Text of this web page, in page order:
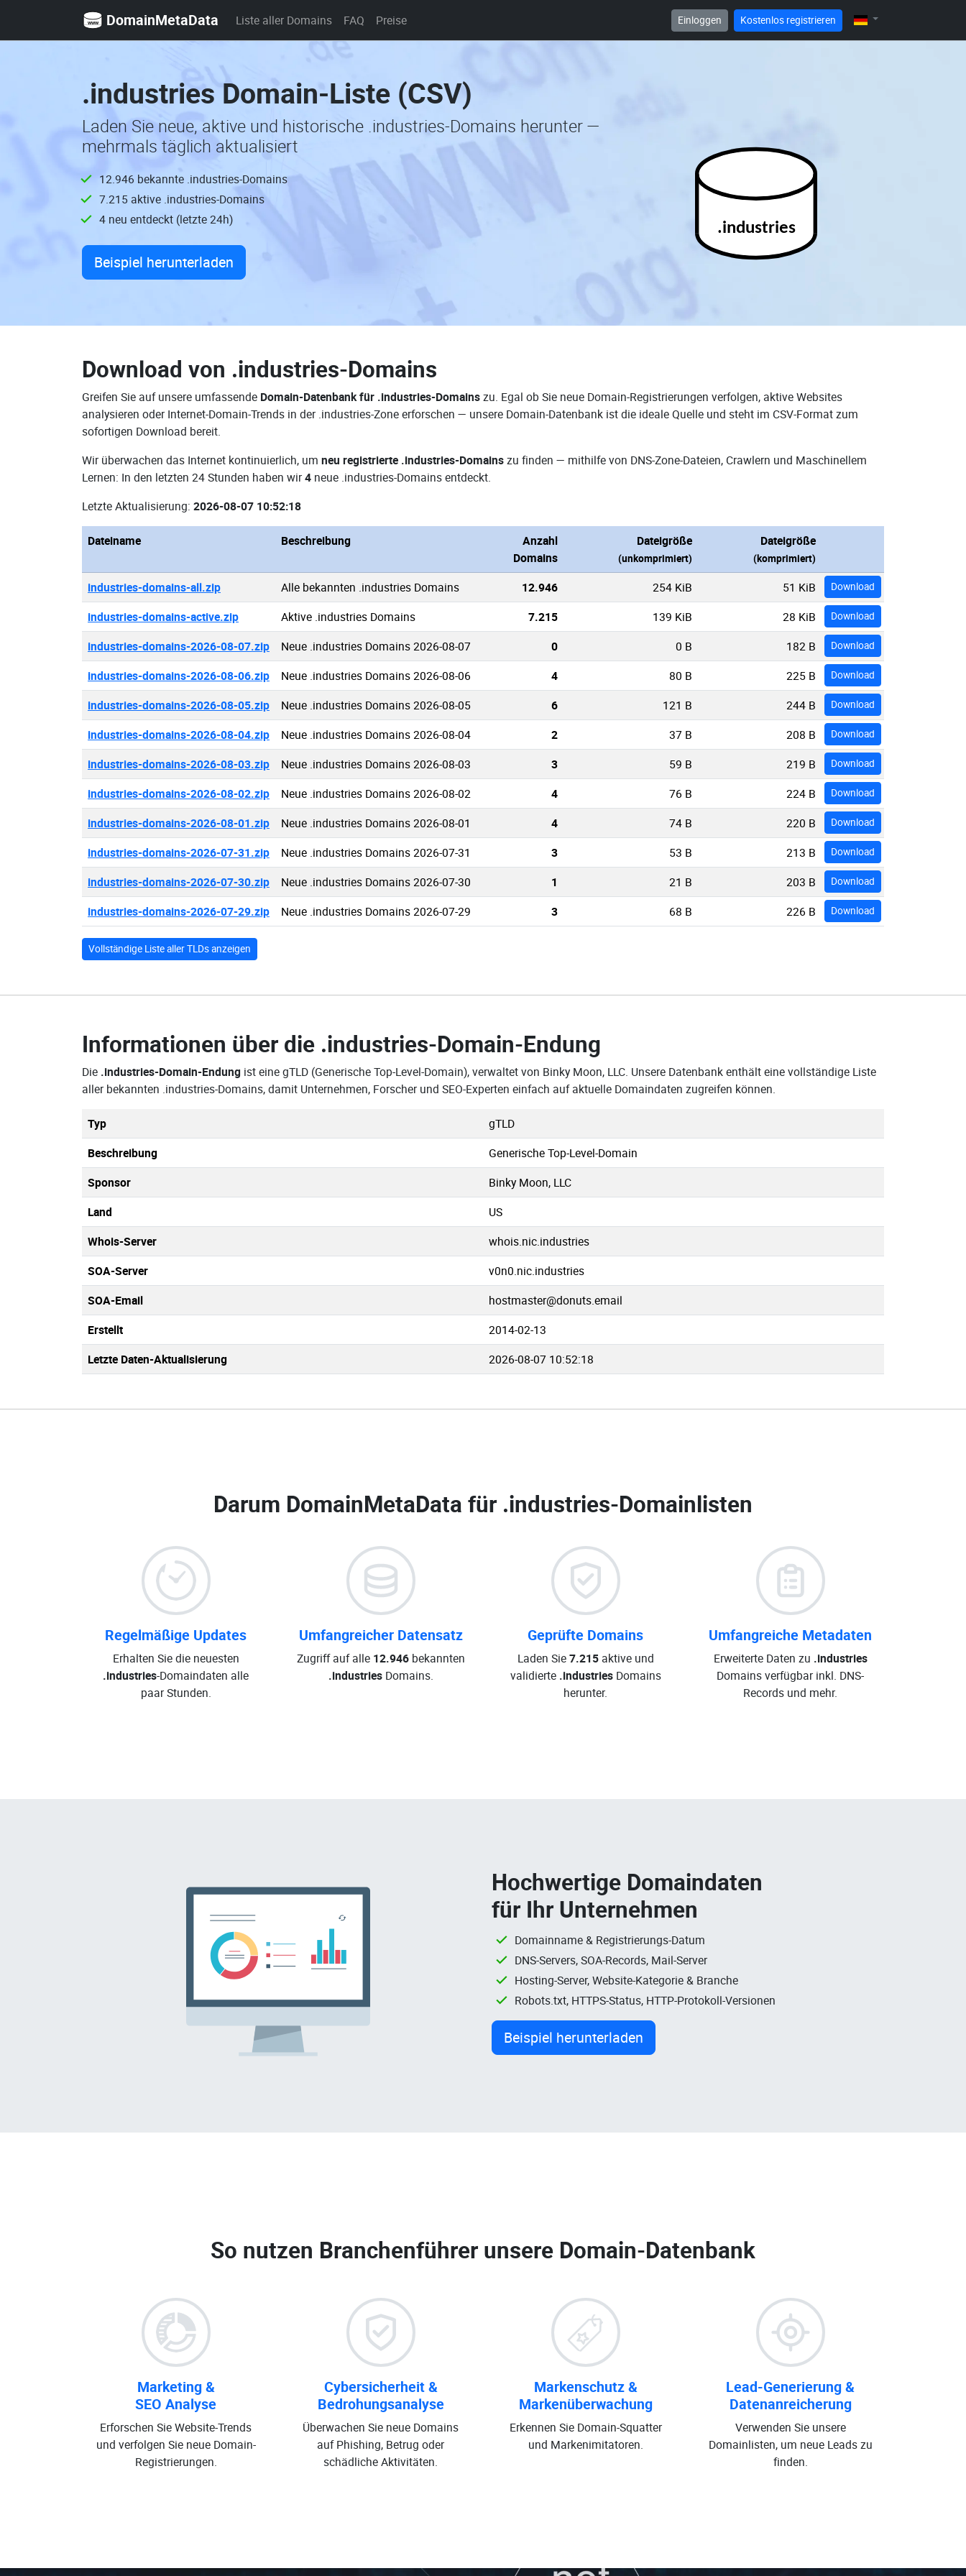
DomainMetaData Liste aller Domains FAQ Preise Einloggen Kostenlos registrieren
.industries Domain-Liste (CSV)
Laden Sie neue, aktive und historische .industries-Domains herunter —
mehrmals täglich aktualisiert
12.946 bekannte .industries-Domains
7.215 aktive .industries-Domains
4 neu entdeckt (letzte 24h)
Beispiel herunterladen
.industries
Download von .industries-Domains
Greifen Sie auf unsere umfassende Domain-Datenbank für .industries-Domainszu. Egal ob Sie neue Domain-Registrierungen verfolgen, aktive Websites
analysieren oder Internet-Domain-Trends in der .industries-Zone erforschen — unsere Domain-Datenbank ist die ideale Quelle und steht im CSV-Format zum
sofortigen Download bereit.
Wir überwachen das Internet kontinuierlich, um neu registrierte .industries-Domainszu finden — mithilfe von DNS-Zone-Dateien, Crawlern und Maschinellem
Lernen: In den letzten 24 Stunden haben wir4 neue .industries-Domains entdeckt.
Letzte Aktualisierung: 2026-08-07 10:52:18
Dateiname Beschreibung
Anzahl
Domains
Dateigröße
(unkomprimiert)
Dateigröße
(komprimiert)
industries-domains-all.zip Alle bekannten .industries Domains 12.946 254 KiB 51 KiB Download
industries-domains-active.zip Aktive .industries Domains 7.215 139 KiB 28 KiB Download
industries-domains-2026-08-07.zip Neue .industries Domains 2026-08-07 0 0 B 182 B Download
industries-domains-2026-08-06.zip Neue .industries Domains 2026-08-06 4 80 B 225 B Download
industries-domains-2026-08-05.zip Neue .industries Domains 2026-08-05 6 121 B 244 B Download
industries-domains-2026-08-04.zip Neue .industries Domains 2026-08-04 2 37 B 208 B Download
industries-domains-2026-08-03.zip Neue .industries Domains 2026-08-03 3 59 B 219 B Download
industries-domains-2026-08-02.zip Neue .industries Domains 2026-08-02 4 76 B 224 B Download
industries-domains-2026-08-01.zip Neue .industries Domains 2026-08-01 4 74 B 220 B Download
industries-domains-2026-07-31.zip Neue .industries Domains 2026-07-31 3 53 B 213 B Download
industries-domains-2026-07-30.zip Neue .industries Domains 2026-07-30 1 21 B 203 B Download
industries-domains-2026-07-29.zip Neue .industries Domains 2026-07-29 3 68 B 226 B Download
Vollständige Liste aller TLDs anzeigen
Informationen über die .industries-Domain-Endung
Die .industries-Domain-Endung ist eine gTLD (Generische Top-Level-Domain), verwaltet von Binky Moon, LLC. Unsere Datenbank enthält eine vollständige Liste
aller bekannten .industries-Domains, damit Unternehmen, Forscher und SEO-Experten einfach auf aktuelle Domaindaten zugreifen können.
Typ
gTLD
Beschreibung
Generische Top-Level-Domain
Sponsor
Binky Moon, LLC
Land
US
Whois-Server
whois.nic.industries
SOA-Server
v0n0.nic.industries
SOA-Email
hostmaster@donuts.email
Erstellt
2014-02-13
Letzte Daten-Aktualisierung
2026-08-07 10:52:18
Darum DomainMetaData für .industries-Domainlisten
Regelmäßige Updates
Erhalten Sie die neuesten
.industries-Domaindaten alle
paar Stunden.
Umfangreicher Datensatz
Zugriff auf alle 12.946bekannten
.industriesDomains.
Geprüfte Domains
Laden Sie7.215aktive und
validierte .industriesDomains
herunter.
Umfangreiche Metadaten
Erweiterte Daten zu .industries
Domains verfügbar inkl. DNS-
Records und mehr.
Hochwertige Domaindaten
für Ihr Unternehmen
Domainname & Registrierungs-Datum
DNS-Servers, SOA-Records, Mail-Server
Hosting-Server, Website-Kategorie & Branche
Robots.txt, HTTPS-Status, HTTP-Protokoll-Versionen
Beispiel herunterladen
So nutzen Branchenführer unsere Domain-Datenbank
Marketing &
SEO Analyse
Erforschen Sie Website-Trends
und verfolgen Sie neue Domain-
Registrierungen.
Cybersicherheit &
Bedrohungsanalyse
Überwachen Sie neue Domains
auf Phishing, Betrug oder
schädliche Aktivitäten.
Markenschutz &
Markenüberwachung
Erkennen Sie Domain-Squatter
und Markenimitatoren.
Lead-Generierung &
Datenanreicherung
Verwenden Sie unsere
Domainlisten, um neue Leads zu
finden.